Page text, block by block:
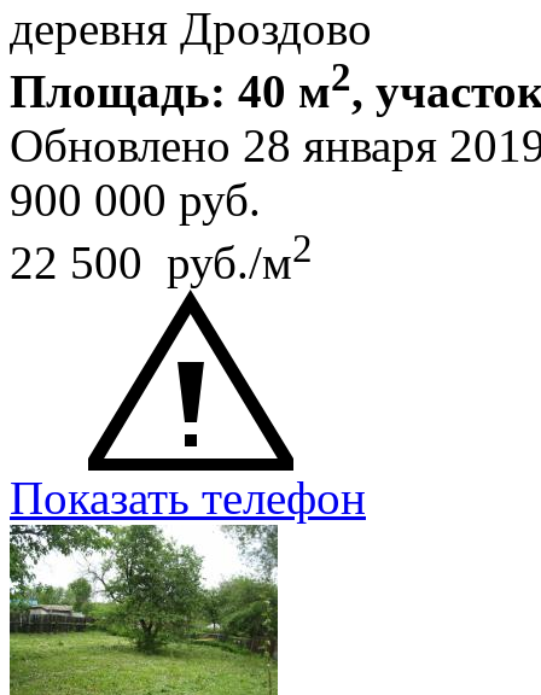
деревня Дроздово
Площадь: 40 м2,
Обновлено 28 января
900 000 руб.
22 500 руб./м2
Показать телефон